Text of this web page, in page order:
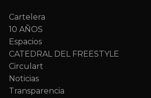
Cartelera
10 AÑOS
Espacios
CATEDRAL DEL FREESTYLE
Circulart
Noticias
Transparencia